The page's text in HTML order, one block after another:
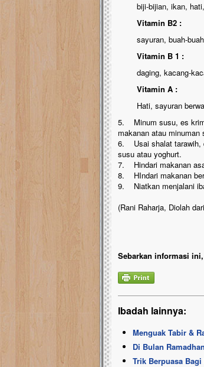
biji-bijian, ikan, hati,
Vitamin B2 :
sayuran, buah-
Vitamin B 1 :
daging, kacang-
Vitamin A :
Hati, sayuran
5. Minum susu, es krim
makanan atau minuman
6. Usai shalat tarawih,
susu atau yoghurt.
7. Hindari makanan
8. HIndari makanan
9. Niatkan menjalani
(Rani Raharja, Diolah
Sebarkan informasi
Ibadah lainnya:
Menguak Tabir &
Di Bulan
Trik Berpuasa